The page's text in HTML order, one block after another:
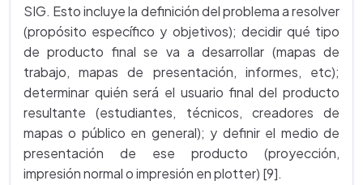
SIG. Esto incluye la definición del problema a resolver
(propósito específico y objetivos); decidir qué tipo
de producto final se va a desarrollar (mapas de
trabajo, mapas de presentación, informes, etc);
determinar quién será el usuario final del producto
resultante (estudiantes, técnicos, creadores de
mapas o público en general); y definir el medio de
presentación de ese producto (proyección,
impresión normal o impresión en plotter) [9].